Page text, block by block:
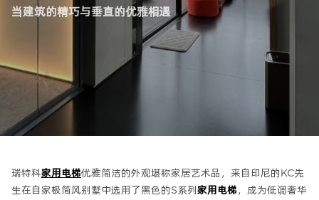
合作伙伴
CN
当建筑的精巧与垂直的优雅相遇
瑞特科家用电梯优雅简洁的外观堪称家居艺术品，来自印尼的KC先
生在自家极简风别墅中选用了黑色的S系列 家用电梯 ，成为低调奢华